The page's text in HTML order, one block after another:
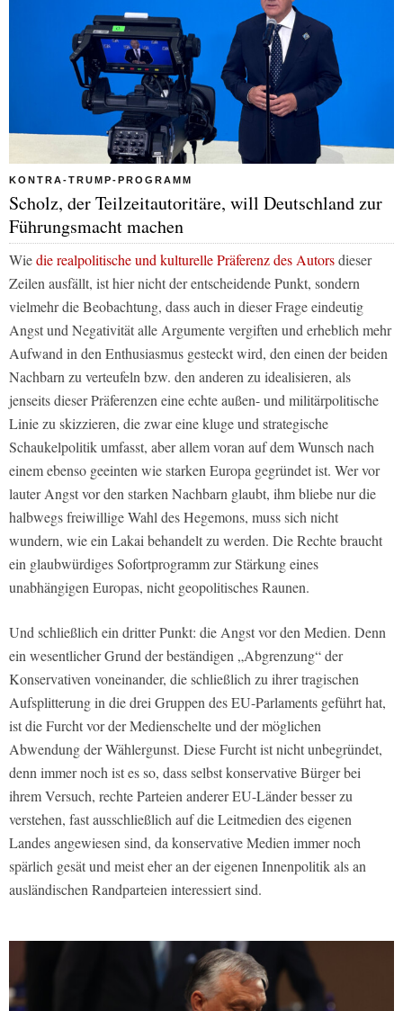
KONTRA-TRUMP-PROGRAMM
Scholz, der Teilzeitautoritäre, will Deutschland zur
Führungsmacht machen
Wiedie realpolitische und kulturelle Präferenz des Autorsdieser
Zeilen ausfällt, ist hier nicht der entscheidende Punkt, sondern
vielmehr die Beobachtung, dass auch in dieser Frage eindeutig
Angst und Negativität alle Argumente vergiften und erheblich mehr
Aufwand in den Enthusiasmus gesteckt wird, den einen der beiden
Nachbarn zu verteufeln bzw. den anderen zu idealisieren, als
jenseits dieser Präferenzen eine echte außen- und militärpolitische
Linie zu skizzieren, die zwar eine kluge und strategische
Schaukelpolitik umfasst, aber allem voran auf dem Wunsch nach
einem ebenso geeinten wie starken Europa gegründet ist. Wer vor
lauter Angst vor den starken Nachbarn glaubt, ihm bliebe nur die
halbwegs freiwillige Wahl des Hegemons, muss sich nicht
wundern, wie ein Lakai behandelt zu werden. Die Rechte braucht
ein glaubwürdiges Sofortprogramm zur Stärkung eines
unabhängigen Europas, nicht geopolitisches Raunen.
Und schließlich ein dritter Punkt: die Angst vor den Medien. Denn
ein wesentlicher Grund der beständigen „Abgrenzung“ der
Konservativen voneinander, die schließlich zu ihrer tragischen
Aufsplitterung in die drei Gruppen des EU-Parlaments geführt hat,
ist die Furcht vor der Medienschelte und der möglichen
Abwendung der Wählergunst. Diese Furcht ist nicht unbegründet,
denn immer noch ist es so, dass selbst konservative Bürger bei
ihrem Versuch, rechte Parteien anderer EU-Länder besser zu
verstehen, fast ausschließlich auf die Leitmedien des eigenen
Landes angewiesen sind, da konservative Medien immer noch
spärlich gesät und meist eher an der eigenen Innenpolitik als an
ausländischen Randparteien interessiert sind.